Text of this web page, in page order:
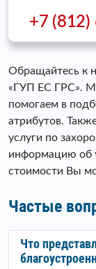
+7
Обращайтесь к
«ГУП ЕС ГРС».
помогаем в
атрибутов.
услуги по
информацию об
стоимости Вы
Частые
Что